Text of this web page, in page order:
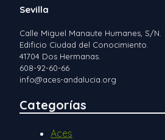
Sevilla
Calle Miguel Manaute Humanes, S/N.
Edificio Ciudad del Conocimiento.
41704 Dos Hermanas.
608-92-60-66
info@aces-andalucia.org
Categorías
Aces